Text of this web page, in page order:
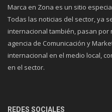
Marca en Zona es un sitio
Todas las noticias del sector, ya
internacional también, pasan por
agencia de Comunicación y
internacional en el medio local,
en el sector.
REDES SOCIALES